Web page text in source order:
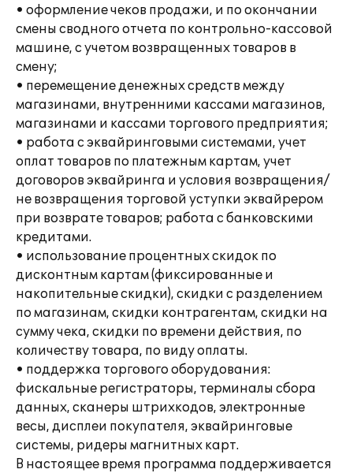
• оформление чеков продажи, и по окончании
смены сводного отчета по контрольно-кассовой
машине, с учетом возвращенных товаров в
смену;
• перемещение денежных средств между
магазинами, внутренними кассами магазинов,
магазинами и кассами торгового предприятия;
• работа с эквайринговыми системами, учет
оплат товаров по платежным картам, учет
договоров эквайринга и условия возвращения/
не возвращения торговой уступки эквайрером
при возврате товаров; работа с банковскими
кредитами.
• использование процентных скидок по
дисконтным картам (фиксированные и
накопительные скидки), скидки с разделением
по магазинам, скидки контрагентам, скидки на
сумму чека, скидки по времени действия, по
количеству товара, по виду оплаты.
• поддержка торгового оборудования:
фискальные регистраторы, терминалы сбора
данных, сканеры штрихкодов, электронные
весы, дисплеи покупателя, эквайринговые
системы, ридеры магнитных карт.
В настоящее время программа поддерживается